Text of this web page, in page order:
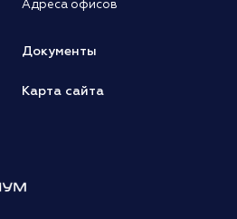
Адреса офисов
Документы
Карта сайта